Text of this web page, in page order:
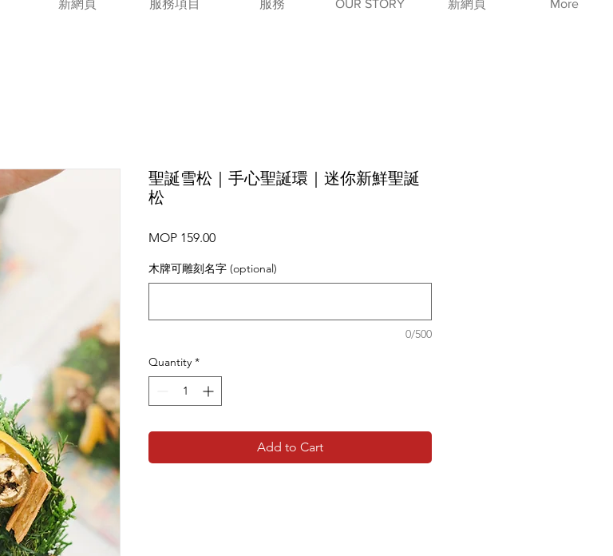
新網頁 服務項目 服務 OUR STORY 新網頁 More
聖誕雪松｜手心聖誕環｜迷你新鮮聖誕
松
MOP 159.00Price
木牌可雕刻名字 (optional)
0/500
Quantity *
Add to Cart